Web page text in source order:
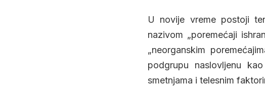
U novije vreme postoji
nazivom „poremećaji
„neorganskim
podgrupu naslovljenu
smetnjama i telesnim